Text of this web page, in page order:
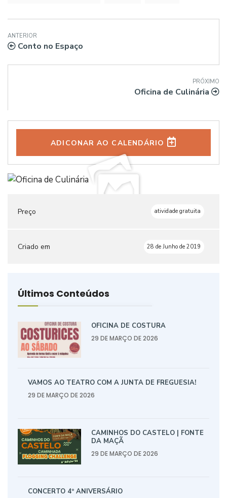
ANTERIOR
Conto no Espaço
PRÓXIMO
Oficina de Culinária
ADICONAR AO CALENDÁRIO
Preço atividade gratuita
Criado em 28 de Junho de 2019
Últimos Conteúdos
OFICINA DE COSTURA
29 DE MARÇO DE 2026
VAMOS AO TEATRO COM A JUNTA DE FREGUESIA!
29 DE MARÇO DE 2026
CAMINHOS DO CASTELO | FONTE
DA MAÇÃ
29 DE MARÇO DE 2026
CONCERTO 4º ANIVERSÁRIO